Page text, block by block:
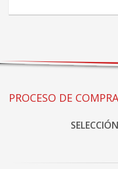
PROCESO DE COMPRA